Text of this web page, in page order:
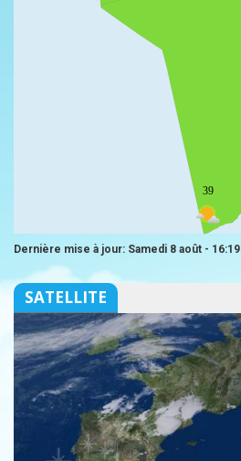
39
Dernière mise à jour: Samedi 8 août - 16:19
SATELLITE